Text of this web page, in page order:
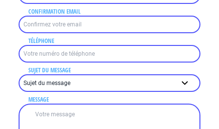
CONFIRMATION EMAIL
TÉLÉPHONE
SUJET DU MESSAGE
MESSAGE